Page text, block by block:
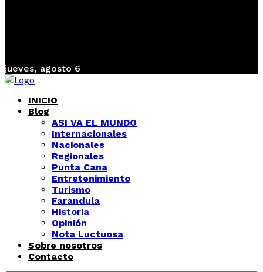
jueves, agosto 6
INICIO
Blog
ASI VA EL MUNDO
Internacionales
Nacionales
Regionales
Punta Cana
Entretenimiento
Turismo
Farandula
Historia
Opinión
Nota Luctuosa
Sobre nosotros
Contacto